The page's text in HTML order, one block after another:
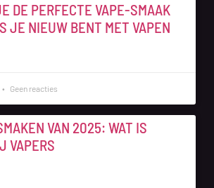
DE PERFECTE VAPE-SMAAK
JE NIEUW BENT MET VAPEN
Geen reacties
VAN 2025: WAT IS
VAPERS